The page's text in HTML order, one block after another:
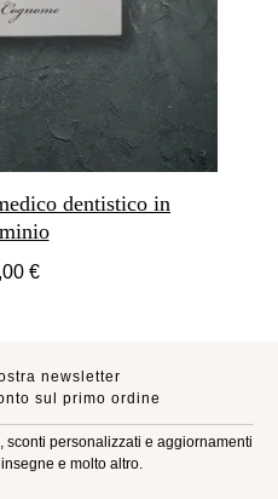
dentistico in
€
newsletter
sul primo ordine
sconti personalizzati e aggiornamenti
e molto altro.